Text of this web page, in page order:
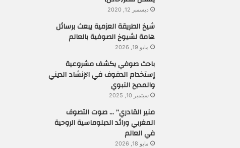
ديسمبر 12, 2020
شيخ الطريقة العزمية يبعث برسائل
هامة لشيوخ الصوفية بالعالم
مايو 19, 2026
باحث صوفي يكشف مشروعية
إستخدام الدفوف في الإنشاد الديني
والمديح النبوي
سبتمبر 10, 2025
منير القادري” … صوت التصوف
المغربي ورائد الدبلوماسية الروحية
في العالم
مايو 18, 2026